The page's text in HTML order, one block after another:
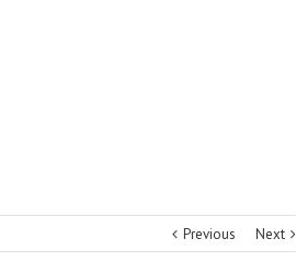
Previous Next